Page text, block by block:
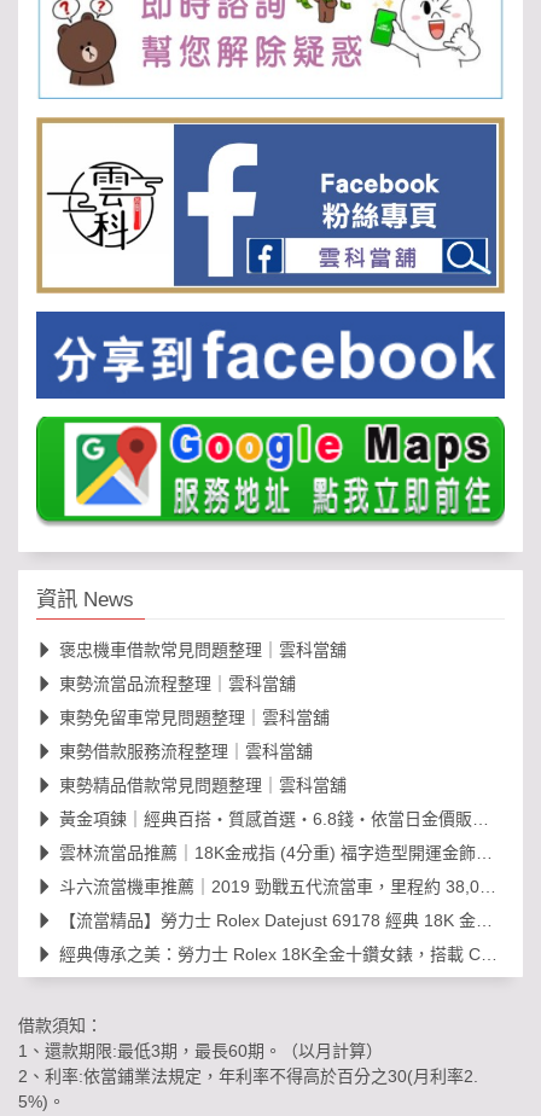
資訊 News
褒忠機車借款常見問題整理｜雲科當舖
東勢流當品流程整理｜雲科當舖
東勢免留車常見問題整理｜雲科當舖
東勢借款服務流程整理｜雲科當舖
東勢精品借款常見問題整理｜雲科當舖
黃金項鍊｜經典百搭・質感首選・6.8錢・依當日金價販售，免工錢更划算
雲林流當品推薦｜18K金戒指 (4分重) 福字造型開運金飾，日常百搭超值選！
斗六流當機車推薦｜2019 勁戰五代流當車，里程約 38,000km，可現場賞車議價
【流當精品】勞力士 Rolex Datejust 69178 經典 18K 金鑽石女錶｜原裝 203
經典傳承之美：勞力士 Rolex 18K全金十鑽女錶，搭載 Cal. 2030 機芯的黃金年代
借款須知：
1、還款期限:最低3期，最長60期。（以月計算）
2、利率:依當鋪業法規定，年利率不得高於百分之30(月利率2.
5%)。